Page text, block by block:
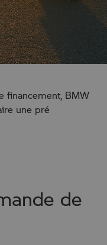
financement, BMW
une pré
de